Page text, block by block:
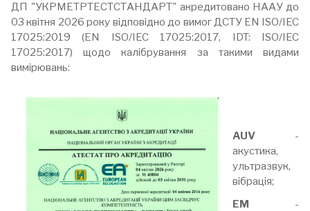
ДП "УКРМЕТРТЕСТСТАНДАРТ" акредитовано НААУ до
03 квітня 2026 року відповідно до вимог ДСТУ EN ISO/IEC
17025:2019 (EN ISO/IEC 17025:2017, IDT: ISO/IEC
17025:2017) щодо калібрування за такими видами
вимірювань:
AUV -
акустика,
ультразвук,
вібрація;
EM -